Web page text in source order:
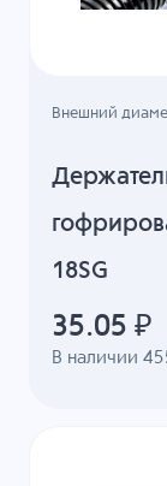
18SG
В наличии
Внешний
35.05 ₽